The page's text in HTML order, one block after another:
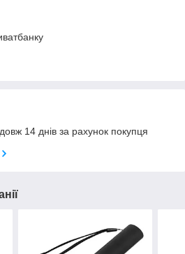
14 днів за рахунок покупця